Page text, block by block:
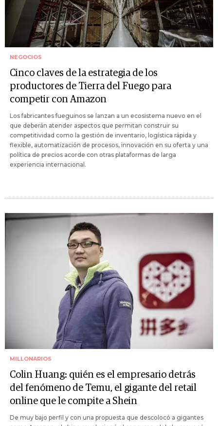
NEGOCIOS
Cinco claves de la estrategia de los
productores de Tierra del Fuego para
competir con Amazon
Los fabricantes fueguinos se lanzan a un ecosistema nuevo en el
que deberán atender aspectos que permitan construir su
competitividad como la gestión de inventario, logística rápida y
flexible, automatización de procesos, innovación en su oferta y una
política de precios acorde con otras plataformas de larga
experiencia internacional.
MILLONARIOS
Colin Huang: quién es el empresario detrás
del fenómeno de Temu, el gigante del retail
online que le compite a Shein
De muy bajo perfil y con una propuesta que descolocó a gigantes